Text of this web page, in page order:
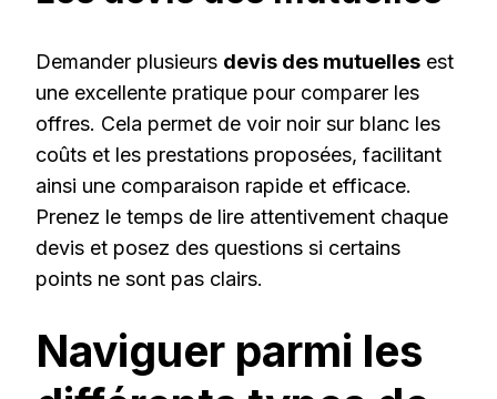
Demander plusieurs devis des mutuelles est
une excellente pratique pour comparer les
offres. Cela permet de voir noir sur blanc les
coûts et les prestations proposées, facilitant
ainsi une comparaison rapide et efficace.
Prenez le temps de lire attentivement chaque
devis et posez des questions si certains
points ne sont pas clairs.
Naviguer parmi les